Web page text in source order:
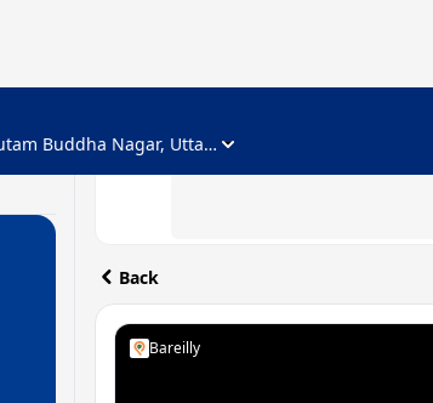
Noida, Gautam Buddha Nagar, Uttar Pradesh
Back
Bareilly